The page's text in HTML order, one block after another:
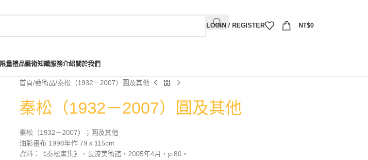
LOGIN / REGISTER NT$0
限量禮品藝術知識服務介紹關於我們
首頁 藝術品 秦松（1932－2007）圓及其他
秦松（1932－2007）圓及其他
秦松（1932－2007）；圓及其他
油彩畫布 1998年作 79ｘ115cm
資料：《秦松畫集》，長流美術館，2005年4月，p.80。